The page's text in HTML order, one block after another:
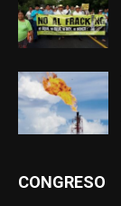
CONGRESO